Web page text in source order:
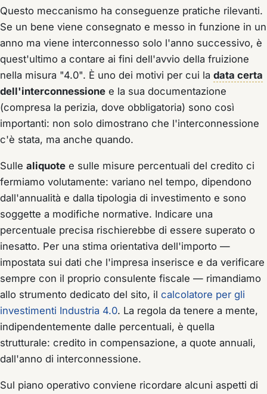
Questo meccanismo ha conseguenze pratiche rilevanti.
Se un bene viene consegnato e messo in funzione in un
anno ma viene interconnesso solo l'anno successivo, è
quest'ultimo a contare ai fini dell'avvio della fruizione
nella misura "4.0". È uno dei motivi per cui la data certa
dell'interconnessione e la sua documentazione
(compresa la perizia, dove obbligatoria) sono così
importanti: non solo dimostrano che l'interconnessione
c'è stata, ma anche quando.
Sulle aliquote e sulle misure percentuali del credito ci
fermiamo volutamente: variano nel tempo, dipendono
dall'annualità e dalla tipologia di investimento e sono
soggette a modifiche normative. Indicare una
percentuale precisa rischierebbe di essere superato o
inesatto. Per una stima orientativa dell'importo —
impostata sui dati che l'impresa inserisce e da verificare
sempre con il proprio consulente fiscale — rimandiamo
allo strumento dedicato del sito, il calcolatore per gli
investimenti Industria 4.0. La regola da tenere a mente,
indipendentemente dalle percentuali, è quella
strutturale: credito in compensazione, a quote annuali,
dall'anno di interconnessione.
Sul piano operativo conviene ricordare alcuni aspetti di